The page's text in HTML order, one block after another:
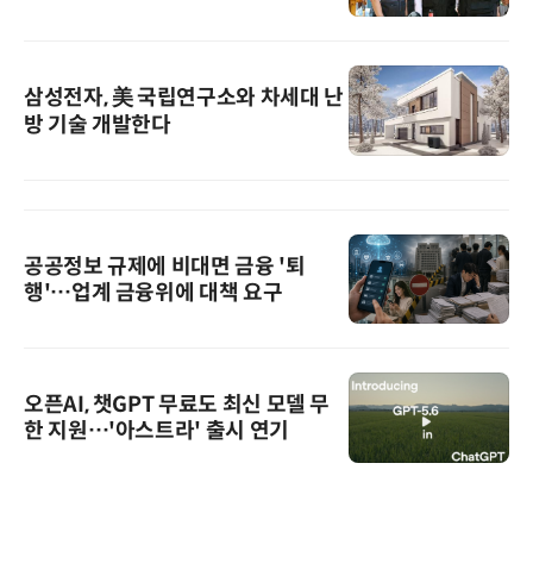
삼성전자, 美 국립연구소와 차세대 난
방 기술 개발한다
공공정보 규제에 비대면 금융 '퇴
행'…업계 금융위에 대책 요구
오픈AI, 챗GPT 무료도 최신 모델 무
한 지원…'아스트라' 출시 연기